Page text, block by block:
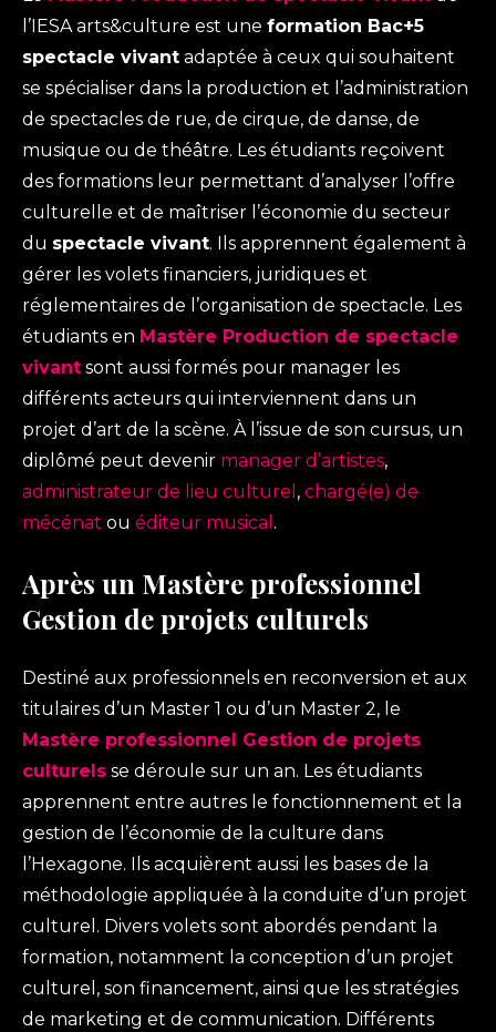
l’IESA arts&culture est une formation Bac+5
spectacle vivant adaptée à ceux qui souhaitent
se spécialiser dans la production et l’administration
de spectacles de rue, de cirque, de danse, de
musique ou de théâtre. Les étudiants reçoivent
des formations leur permettant d’analyser l’offre
culturelle et de maîtriser l’économie du secteur
du spectacle vivant. Ils apprennent également à
gérer les volets financiers, juridiques et
réglementaires de l’organisation de spectacle. Les
étudiants en Mastère Production de spectacle
vivant sont aussi formés pour manager les
différents acteurs qui interviennent dans un
projet d’art de la scène. À l’issue de son cursus, un
diplômé peut devenir manager d’artistes,
administrateur de lieu culturel , chargé(e) de
mécénat ou éditeur musical .
Après un Mastère professionnel
Gestion de projets culturels
Destiné aux professionnels en reconversion et aux
titulaires d’un Master 1 ou d’un Master 2, le
Mastère professionnel Gestion de projets
culturels se déroule sur un an. Les étudiants
apprennent entre autres le fonctionnement et la
gestion de l’économie de la culture dans
l’Hexagone. Ils acquièrent aussi les bases de la
méthodologie appliquée à la conduite d’un projet
culturel. Divers volets sont abordés pendant la
formation, notamment la conception d’un projet
culturel, son financement, ainsi que les stratégies
de marketing et de communication. Différents